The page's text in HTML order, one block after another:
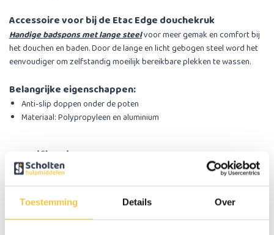
Toestemming Details Over
Accessoire voor bij de Etac Edge douchekruk
Handige badspons met lange steelvoor meer gemak en comfort bij
het douchen en baden. Door de lange en licht gebogen steel word het
eenvoudiger om zelfstandig moeilijk bereikbare plekken te wassen.
Belangrijke eigenschappen:
Anti-slip doppen onder de poten
Materiaal: Polypropyleen en aluminium
Specificaties
Zitdiepte
39 cm (van hoek tot midden rechte deel)
Afmetingen zitting